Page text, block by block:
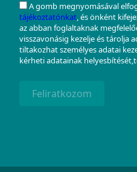
A gomb megnyomásával
tájékoztatónkat, és önként
az abban foglaltaknak
visszavonásig kezelje és tárolja
tiltakozhat személyes adatai
kérheti adatainak
Feliratkozom